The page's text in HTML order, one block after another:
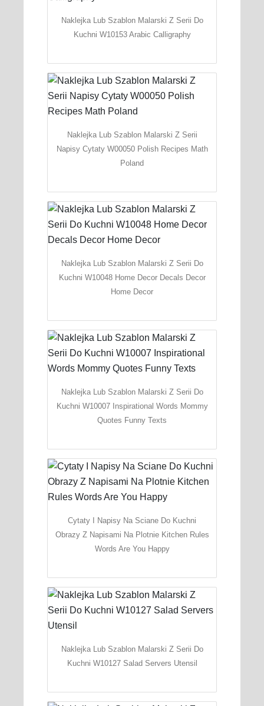
Naklejka Lub Szablon Malarski Z Serii Do
Kuchni W10153 Arabic Calligraphy
Naklejka Lub Szablon Malarski Z Serii
Napisy Cytaty W00050 Polish Recipes Math
Poland
Naklejka Lub Szablon Malarski Z Serii Do
Kuchni W10048 Home Decor Decals Decor
Home Decor
Naklejka Lub Szablon Malarski Z Serii Do
Kuchni W10007 Inspirational Words Mommy
Quotes Funny Texts
Cytaty I Napisy Na Sciane Do Kuchni
Obrazy Z Napisami Na Plotnie Kitchen Rules
Words Are You Happy
Naklejka Lub Szablon Malarski Z Serii Do
Kuchni W10127 Salad Servers Utensil